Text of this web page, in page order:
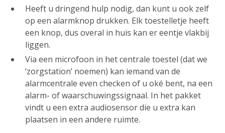
Heeft u dringend hulp nodig, dan kunt u ook zelf
op een alarmknop drukken. Elk toestelletje heeft
een knop, dus overal in huis kan er eentje vlakbij
liggen.
Via een microfoon in het centrale toestel (dat we
‘zorgstation’ noemen) kan iemand van de
alarmcentrale even checken of u oké bent, na een
alarm- of waarschuwingssignaal. In het pakket
vindt u een extra audiosensor die u extra kan
plaatsen in een andere ruimte.